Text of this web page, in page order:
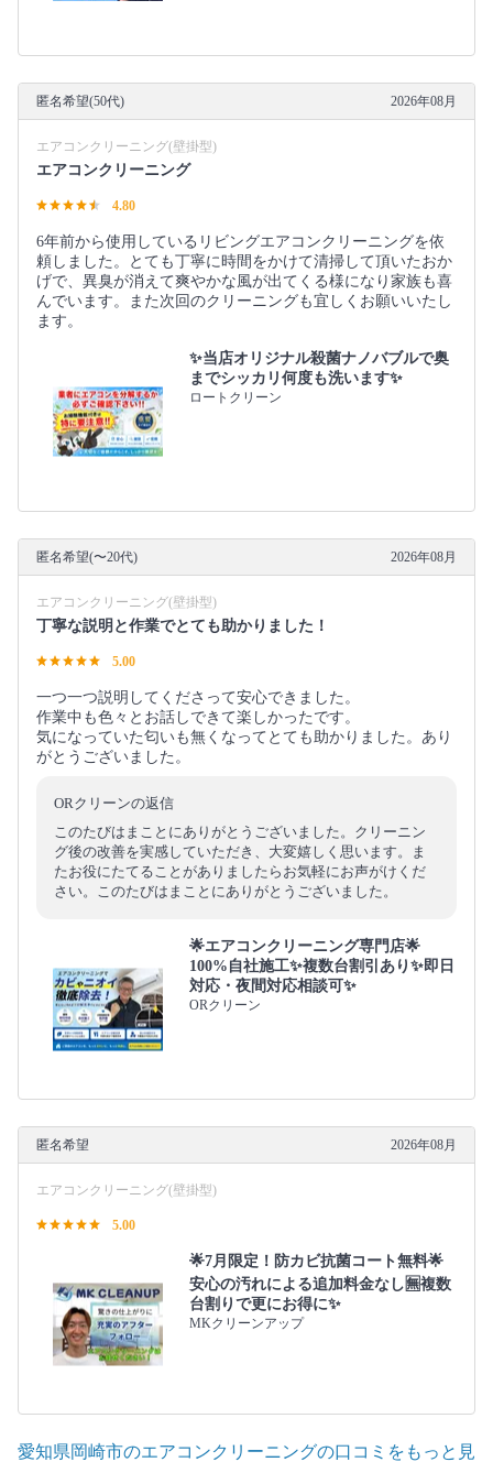
匿名希望(50代) 2026年08月
エアコンクリーニング(壁掛型)
エアコンクリーニング
4.80
6年前から使用しているリビングエアコンクリーニングを依
頼しました。とても丁寧に時間をかけて清掃して頂いたおか
げで、異臭が消えて爽やかな風が出てくる様になり家族も喜
んでいます。また次回のクリーニングも宜しくお願いいたし
ます。
✨当店オリジナル殺菌ナノバブルで奥
までシッカリ何度も洗います✨
ロートクリーン
匿名希望(〜20代) 2026年08月
エアコンクリーニング(壁掛型)
丁寧な説明と作業でとても助かりました！
5.00
一つ一つ説明してくださって安心できました。
作業中も色々とお話しできて楽しかったです。
気になっていた匂いも無くなってとても助かりました。あり
がとうございました。
ORクリーンの返信
このたびはまことにありがとうございました。クリーニン
グ後の改善を実感していただき、大変嬉しく思います。ま
たお役にたてることがありましたらお気軽にお声がけくだ
さい。このたびはまことにありがとうございました。
🌟エアコンクリーニング専門店🌟
100%自社施工✨複数台割引あり✨即日
対応・夜間対応相談可✨
ORクリーン
匿名希望 2026年08月
エアコンクリーニング(壁掛型)
5.00
🌟7月限定！防カビ抗菌コート無料🌟
安心の汚れによる追加料金なし🈚️複数
台割りで更にお得に✨
MKクリーンアップ
愛知県岡崎市のエアコンクリーニングの口コミをもっと見